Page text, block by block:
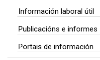
Información laboral útil
Publicacións e informes
Portais de información